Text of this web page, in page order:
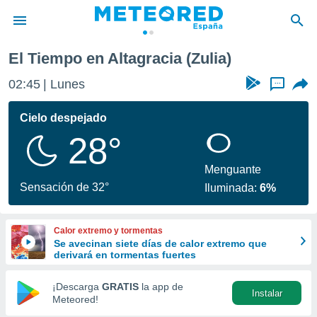
de
por
se
calidad.
a este
las
y
forma
digital
basada
El Tiempo en Altagracia (Zulia)
02:45 Lunes ...
Cielo despejado
28°
Sensación de 32°
Menguante
Iluminada:6%
Calor extremo y tormentas
Se avecinan siete días de calor extremo que
derivará en tormentas fuertes
¡Descarga GRATIS la app de
Meteored!
Instalar